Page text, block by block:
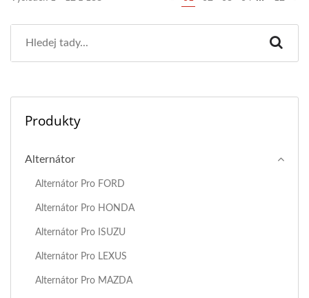
Produkty
Alternátor
Alternátor Pro FORD
Alternátor Pro HONDA
Alternátor Pro ISUZU
Alternátor Pro LEXUS
Alternátor Pro MAZDA